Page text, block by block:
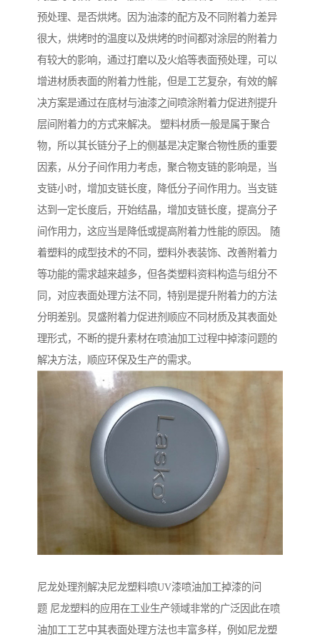
预处理、是否烘烤。因为油漆的配方及不同附着力差异
很大，烘烤时的温度以及烘烤的时间都对涂层的附着力
有较大的影响，通过打磨以及火焰等表面预处理，可以
增进材质表面的附着力性能，但是工艺复杂，有效的解
决方案是通过在底材与油漆之间喷涂附着力促进剂提升
层间附着力的方式来解决。 塑料材质一般是属于聚合
物，所以其长链分子上的侧基是决定聚合物性质的重要
因素，从分子间作用力考虑，聚合物支链的影响是，当
支链小时，增加支链长度，降低分子间作用力。当支链
达到一定长度后，开始结晶，增加支链长度，提高分子
间作用力，这应当是降低或提高附着力性能的原因。 随
着塑料的成型技术的不同，塑料外表装饰、改善附着力
等功能的需求越来越多，但各类塑料资料构造与组分不
同，对应表面处理方法不同，特别是提升附着力的方法
分明差别。炅盛附着力促进剂顺应不同材质及其表面处
理形式，不断的提升素材在喷油加工过程中掉漆问题的
解决方法，顺应环保及生产的需求。
尼龙处理剂解决尼龙塑料喷UV漆喷油加工掉漆的问
题 尼龙塑料的应用在工业生产领域非常的广泛因此在喷
油加工工艺中其表面处理方法也丰富多样，例如尼龙塑